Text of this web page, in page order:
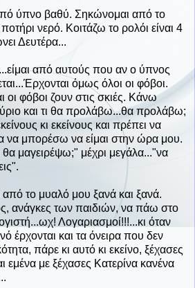
ύπνο βαθύ. Σηκώνομαι από το
νερό. Κοιτάζω το ρολόι είναι 4
Δευτέρα...
από αυτούς που αν ο ύπνος
όμως όλοι οι φόβοι.
οι φόβοι ζουν στις σκιές. Κάνω
και τι θα προλάβω...θα προλάβω;
κι εκείνους και πρέπει να
να μπορέσω να είμαι στην ώρα μου.
θα μαγειρέψω;" μέχρι μεγάλα..."να
το μυαλό μου ξανά και ξανά.
ανάγκες των παιδιών, να πάω στο
Λογαριασμοί!!!...κι όταν
έρχονται και τα όνειρα που δεν
πάρε κι αυτό κι εκείνο, ξέχασες
εμένα με ξέχασες Κατερίνα κανένα